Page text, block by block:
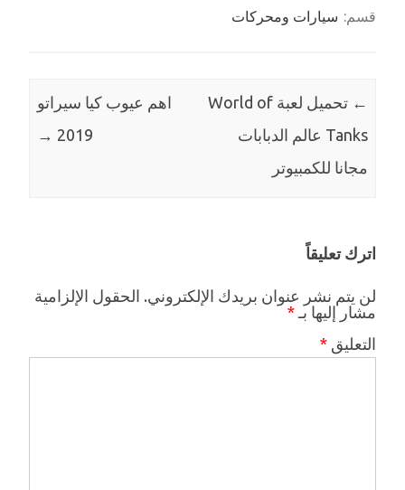
قسم: سيارات ومحركات
←
تحميل لعبة World of
Tanks عالم الدبابات
مجانا للكمبيوتر
اهم عيوب كيا سيراتو
2019
→
اترك تعليقاً
لن يتم نشر عنوان بريدك الإلكتروني. الحقول الإلزامية
مشار إليها بـ *
التعليق *